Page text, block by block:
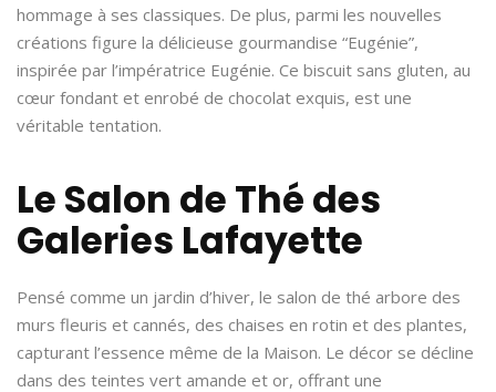
hommage à ses classiques. De plus, parmi les nouvelles
créations figure la délicieuse gourmandise “Eugénie”,
inspirée par l’impératrice Eugénie. Ce biscuit sans gluten, au
cœur fondant et enrobé de chocolat exquis, est une
véritable tentation.
Le Salon de Thé des
Galeries Lafayette
Pensé comme un jardin d’hiver, le salon de thé arbore des
murs fleuris et cannés, des chaises en rotin et des plantes,
capturant l’essence même de la Maison. Le décor se décline
dans des teintes vert amande et or, offrant une